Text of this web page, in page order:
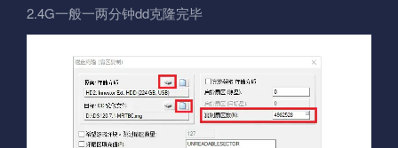
2.4G一般一两分钟dd克隆完毕